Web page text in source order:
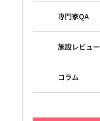
専門家QA
施設レビュー
コラム